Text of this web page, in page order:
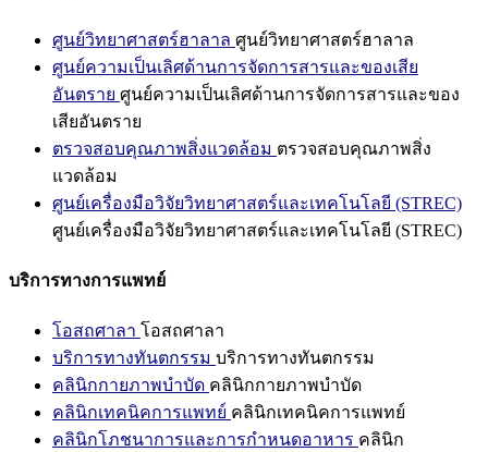
ศูนย์วิทยาศาสตร์ฮาลาล ศูนย์วิทยาศาสตร์ฮาลาล
ศูนย์ความเป็นเลิศด้านการจัดการสารและของเสีย
อันตราย ศูนย์ความเป็นเลิศด้านการจัดการสารและของ
เสียอันตราย
ตรวจสอบคุณภาพสิ่งแวดล้อม ตรวจสอบคุณภาพสิ่ง
แวดล้อม
ศูนย์เครื่องมือวิจัยวิทยาศาสตร์และเทคโนโลยี (STREC)
ศูนย์เครื่องมือวิจัยวิทยาศาสตร์และเทคโนโลยี (STREC)
บริการทางการแพทย์
โอสถศาลา โอสถศาลา
บริการทางทันตกรรม บริการทางทันตกรรม
คลินิกกายภาพบำบัด คลินิกกายภาพบำบัด
คลินิกเทคนิคการแพทย์ คลินิกเทคนิคการแพทย์
คลินิกโภชนาการและการกำหนดอาหาร คลินิก